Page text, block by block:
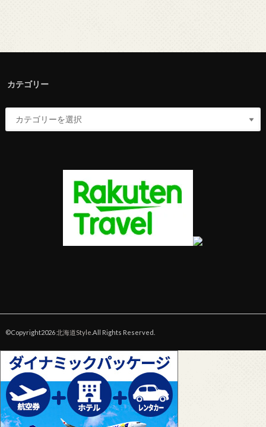
カテゴリー
©Copyright2026北海道Style .All Rights Reserved.